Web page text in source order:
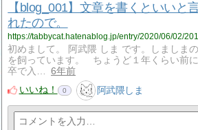
【blog_001】文章を書くといいと
れたので。
初めまして。 阿武隈 しま です。しましま
を飼っています。 ちょうど１年くらい前
卒で入…
6年前
いいね！
0 阿武隈しま